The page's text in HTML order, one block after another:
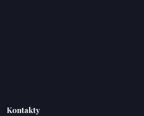
Kontakty